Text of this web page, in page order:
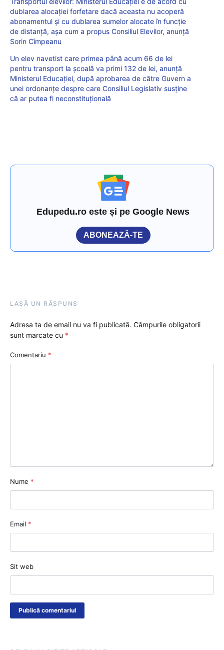
dublarea alocației forfetare dacă aceasta nu acoperă
abonamentul și cu dublarea sumelor alocate în funcție
de distanță, așa cum a propus Consiliul Elevilor, anunță
Sorin Cîmpeanu
Un elev navetist care primea până acum 66 de lei
pentru transport la școală va primi 132 de lei, anunță
Ministerul Educației, după aprobarea de către Guvern a
unei ordonanțe despre care Consiliul Legislativ susține
că ar putea fi neconstituțională
Edupedu.ro este și pe Google News
ABONEAZĂ-TE
LASĂ UN RĂSPUNS
Adresa ta de email nu va fi publicată. Câmpurile obligatorii
sunt marcate cu *
Comentariu *
Nume *
Email *
Sit web